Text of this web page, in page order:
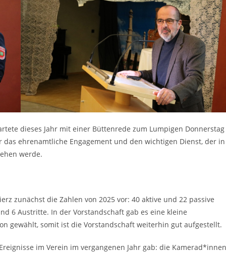
dieses Jahr mit einer Büttenrede zum Lumpigen Donnerstag
ehrenamtliche Engagement und den wichtigen Dienst, der in
werde.
zunächst die Zahlen von 2025 vor: 40 aktive und 22 passive
6 Austritte. In der Vorstandschaft gab es eine kleine
gewählt, somit ist die Vorstandschaft weiterhin gut aufgestellt.
im Verein im vergangenen Jahr gab: die Kamerad*innen